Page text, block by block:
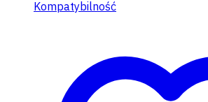
Kompatybilność